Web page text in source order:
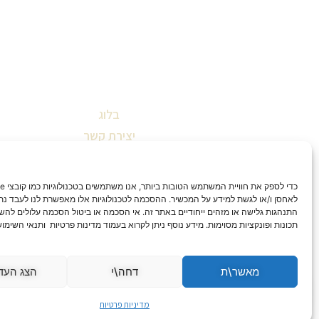
לאחסן ו/או לגשת למידע על המכשיר. ההסכמה לטכנולוגיות אלו מאפשרת לנו לעבד
התנהגות גלישה או מזהים ייחודיים באתר זה. אי הסכמה או ביטול הסכמה עלולים
תכונות ופונקציות מסוימות. מידע נוסף ניתן לקרוא בעמוד מדינות פרטיות ותנאי
מאשר\ת דחה\י הצג
מדיניות פרטיות
בלוג
יצירת קשר
הצהרת נגישות
מדיניות החזרות וביטולים